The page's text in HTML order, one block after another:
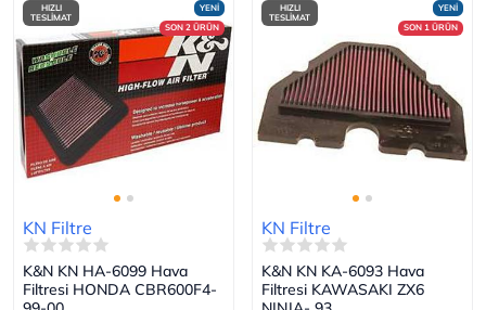
YENİ
SON 2 ÜRÜN
HIZLI
TESLİMAT
KN Filtre
K&N KN HA-6099 Hava
Filtresi HONDA CBR600F4-
YENİ
SON 1 ÜRÜN
HIZLI
TESLİMAT
KN Filtre
K&N KN KA-6093 Hava
Filtresi KAWASAKI ZX6